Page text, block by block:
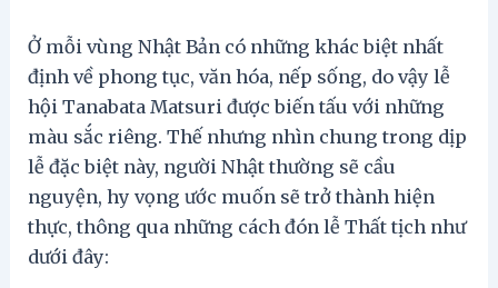
Ở mỗi vùng Nhật Bản có những khác biệt nhất
định về phong tục, văn hóa, nếp sống, do vậy lễ
hội Tanabata Matsuri được biến tấu với những
màu sắc riêng. Thế nhưng nhìn chung trong dịp
lễ đặc biệt này, người Nhật thường sẽ cầu
nguyện, hy vọng ước muốn sẽ trở thành hiện
thực, thông qua những cách đón lễ Thất tịch như
dưới đây: